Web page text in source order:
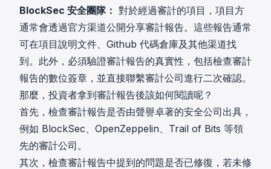
BlockSec 安全團隊： 對於經過審計的項目，項目方
通常會透過官方渠道公開分享審計報告。這些報告通常
可在項目說明文件、Github 代碼倉庫及其他渠道找
到。此外，必須驗證審計報告的真實性，包括檢查審計
報告的數位簽章，並直接聯繫審計公司進行二次確認。
那麼，投資者拿到審計報告後該如何閱讀呢？
首先，檢查審計報告是否由聲譽卓著的安全公司出具，
例如 BlockSec、OpenZeppelin、Trail of Bits 等領
先的審計公司。
其次，檢查審計報告中提到的問題是否已修復，若未修